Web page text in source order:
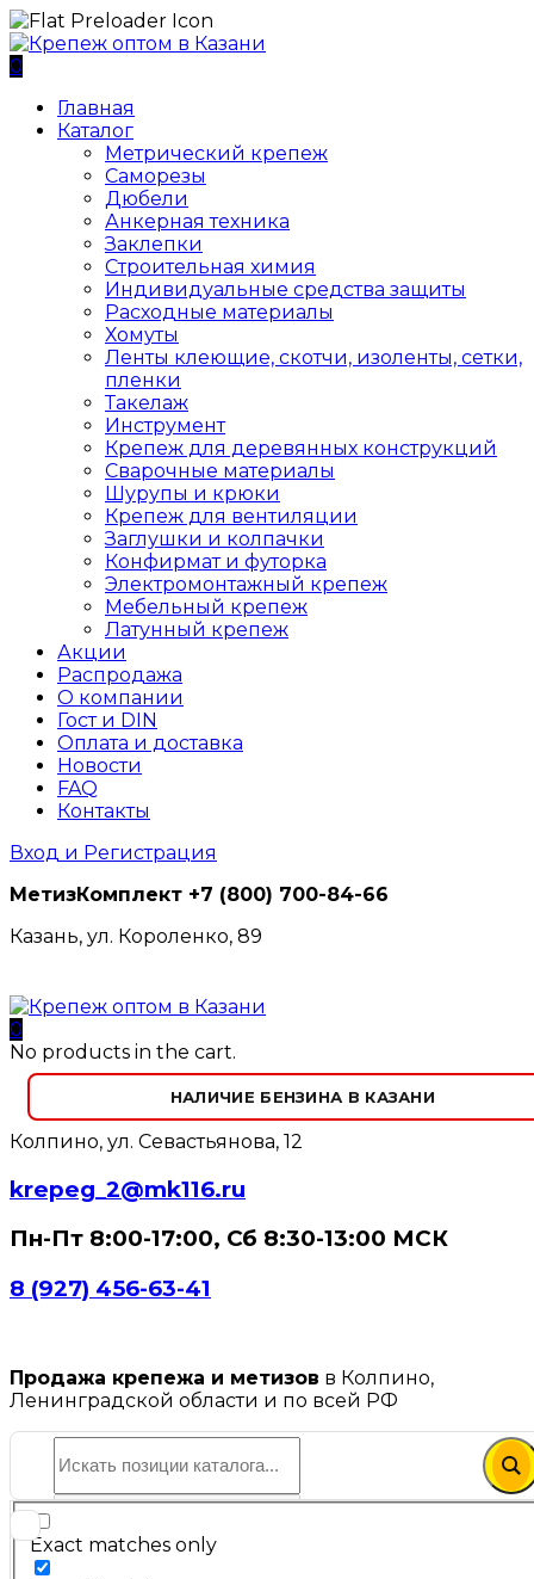
0
Главная
Каталог
Метрический крепеж
Саморезы
Дюбели
Анкерная техника
Заклепки
Строительная химия
Индивидуальные средства защиты
Расходные материалы
Хомуты
Ленты клеющие, скотчи, изоленты, сетки,
пленки
Такелаж
Инструмент
Крепеж для деревянных конструкций
Сварочные материалы
Шурупы и крюки
Крепеж для вентиляции
Заглушки и колпачки
Конфирмат и футорка
Электромонтажный крепеж
Мебельный крепеж
Латунный крепеж
Акции
Распродажа
О компании
Гост и DIN
Оплата и доставка
Новости
FAQ
Контакты
Вход и Регистрация
МетизКомплект +7 (800) 700-84-66
Казань, ул. Короленко, 89
0
No products in the cart.
НАЛИЧИЕ БЕНЗИНА В КАЗАНИ
Колпино, ул. Севастьянова, 12
krepeg_2@mk116.ru
Пн-Пт 8:00-17:00, Сб 8:30-13:00 МСК
8 (927) 456-63-41
Продажа крепежа и метизов в Колпино,
Ленинградской области и по всей РФ
Exact matches only